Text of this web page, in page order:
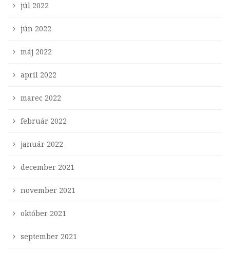
júl 2022
jún 2022
máj 2022
apríl 2022
marec 2022
február 2022
január 2022
december 2021
november 2021
október 2021
september 2021